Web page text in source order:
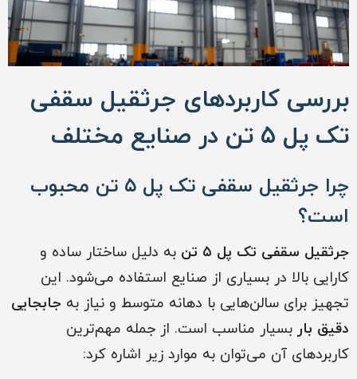
بررسی کاربردهای جرثقیل سقفی
تک پل ۵ تن در صنایع مختلف
چرا جرثقیل سقفی تک پل ۵ تن محبوب
است؟
جرثقیل سقفی تک پل ۵ تن
به دلیل ساختار ساده و
کارایی بالا در بسیاری از صنایع استفاده می‌شود. این
تجهیز برای سالن‌هایی با دهانه متوسط و نیاز به جابجایی
دقیق بار بسیار مناسب است. از جمله مهم‌ترین
کاربردهای آن می‌توان به موارد زیر اشاره کرد: